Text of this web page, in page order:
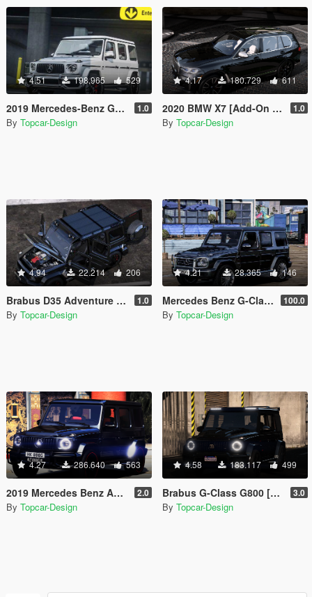
4.51 198.965 529
2019 Mercedes-Benz G63 [Add-On] 1.0
By Topcar-Design
4.17 180.729 611
2020 BMW X7 [Add-On | Tuning] 1.0
By Topcar-Design
4.94 22.214 206
Brabus D35 Adventure [Add-On | TOPCAR] 1.0
By Topcar-Design
4.21 28.365 146
Mercedes Benz G-Class G550 [Add-On | TOPCAR ] 100.0
By Topcar-Design
4.27 286.640 563
2019 Mercedes Benz AMG G63 [Add-On] 2.0
By Topcar-Design
4.58 183.117 499
Brabus G-Class G800 [Add-On] 3.0
By Topcar-Design